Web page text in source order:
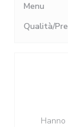
Menu
Qualità/